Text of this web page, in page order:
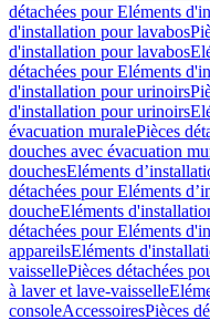
détachées pour Eléments
d'installation pour lavabos
d'installation pour lavabos
détachées pour Eléments
d'installation pour urinoirs
d'installation pour urinoirs
évacuation muralePièces
douches avec évacuation
douchesEléments
détachées pour Eléments
doucheEléments
détachées pour Eléments
appareilsEléments
vaissellePièces détachées
à laver et lave-vaisselle
consoleAccessoiresPièces